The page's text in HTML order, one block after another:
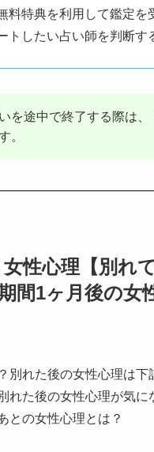
料特典を利用して鑑定を
トしたい占い師を判断す
を途中で終了する際は
。
女性心理【別れ
間1ヶ月後の女
別れた後の女性心理は
れた後の女性心理が気
との女性心理とは？